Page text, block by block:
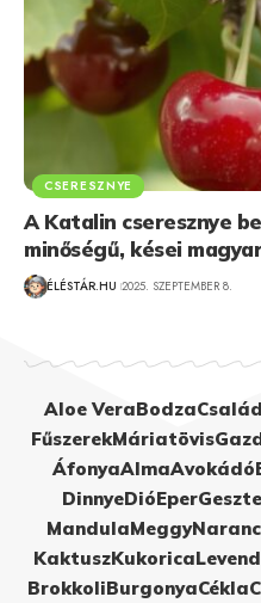
CSERESZNYE
A Katalin cseresznye
minőségű, kései
ÉLÉSTÁR.HU 2025. SZEPTEMBER 8.
Aloe VeraBodzaCsalád
FűszerekMáriatövis
ÁfonyaAlmaAvokádó
DinnyeDióEper
MandulaMeggy
KaktuszKukorica
BrokkoliBurgonyaCékla